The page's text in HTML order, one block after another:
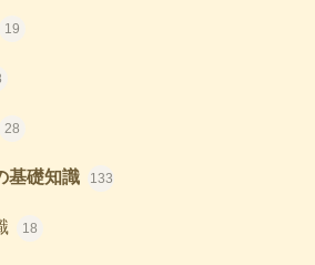
19
28
基礎知識 133
18